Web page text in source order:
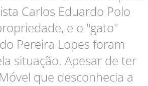
Carlos Eduardo Polo
e o "gato"
Pereira Lopes foram
situação. Apesar de ter
que desconhecia a